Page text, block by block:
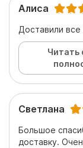
Алиса
Доставили
Читать
Светлана
Большое
доставку.